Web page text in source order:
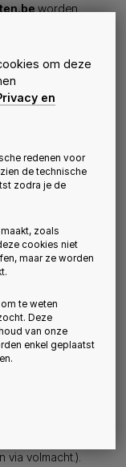
om deze
en
redenen voor
de technische
zodra je de
zoals
cookies niet
maar ze worden
te weten
Deze
van onze
enkel geplaatst
worden
beslist alle
ALGEMENE
via MS Teams.
van de
van het
de BVA web met
en
overdracht
vzw nà
volgens
verenigingen B.S. 4
een e-mail te
het adres
volmacht moet
mail aan de
zal
volmacht.).